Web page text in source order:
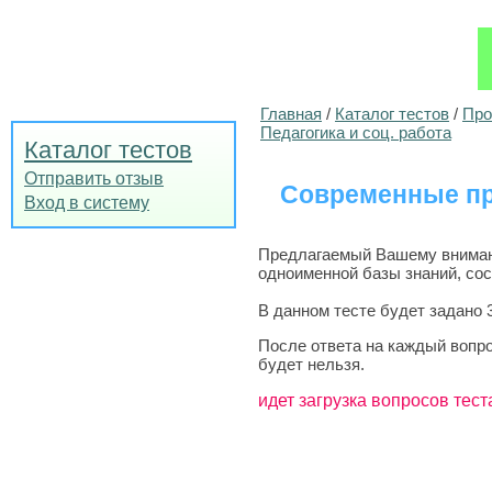
Каталог тестов
Отправить отзыв
Вход в систему
Главная / Каталог тестов /
Педагогика и соц. работа
Современные
Предлагаемый Вашему
одноименной базы знаний,
В данном тесте будет задано
После ответа на каждый
будет нельзя.
идет загрузка вопросов